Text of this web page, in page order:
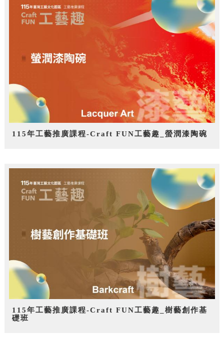
115年工藝推廣課程-Craft FUN工藝趣_螢潤漆陶碗
115年工藝推廣課程-Craft FUN工藝趣_樹藝創作基
礎班